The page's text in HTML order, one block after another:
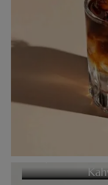
Bayramın En